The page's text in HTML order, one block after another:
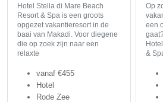
Hotel Stella di Mare Beach
Resort & Spa is een groots
opgezet vakantieresort in de
baai van Makadi. Voor diegene
die op zoek zijn naar een
relaxte
vanaf €455
Hotel
Rode Zee
Op
een
&